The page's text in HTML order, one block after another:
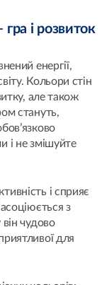
і розвиток
енергії,
Кольори стін
але також
стануть,
і не змішуйте
і сприяє
з
чудово
для